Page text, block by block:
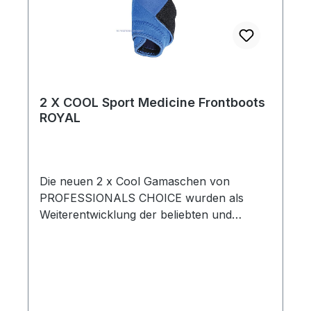
2 X COOL Sport Medicine Frontboots
ROYAL
Die neuen 2 x Cool Gamaschen von
PROFESSIONALS CHOICE wurden als
Weiterentwicklung der beliebten und